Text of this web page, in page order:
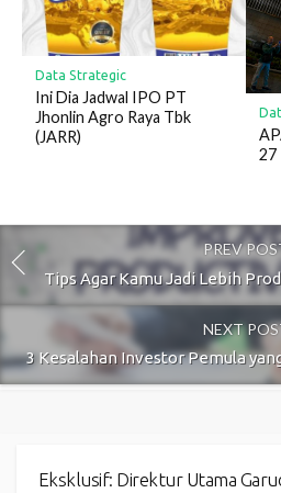
Data Strategic
Ini Dia Jadwal IPO PT
Jhonlin Agro Raya Tbk
(JARR)
27
PREV
Tips Agar Kamu Jadi Lebih
NEXT
3 Kesalahan Investor Pemula
Eksklusif: Direktur Utama